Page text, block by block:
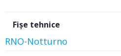
Fișe tehnice
RNO-Notturno